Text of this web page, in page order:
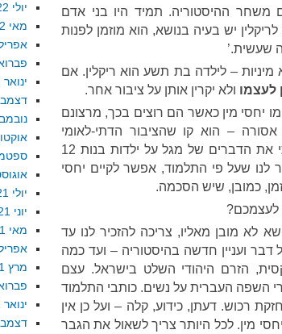
משחר ההיסטוריה. תמיד היו בני אדם
יש בעיה בנושא, הוא מוזמן לפנות
שעשית.’
– לילדה בת תשע הוא ריקלין. אם
לעצמו ולא יקרין אותן על ציבור אחר.
יחסי מין כאשר הם רוצים בכך, מרצונם
– הוא קו שהציבור הדתי-לאומי
מתקשה בו. אחרי הכל, אחרי ששמעתי את הדברים של מגל על ילדות בנות 12
לנו שעל פי התלמוד, אפשר לקיים יחסי
כמובן, שיש הסכמה.
לעצמכם?
לא מובן מאליו, צריכה להזכיר לנו עד
ועניין חדשה בהיסטוריה – ועד כמה
הזרם היהודי השלט בישראל. עצם
השפה העברית על נשים. כותבי התלמוד
רכוש. דעתן, כידוע, קלה – ועל כן אין
מין. לכל היותר צריך לשאול את הגבר
יולי 2022
מאי 2022
אפריל
פברואר
ינואר 2022
דצמבר
נובמבר
אוקטובר
ספטמבר
אוגוסט
יולי 2021
יוני 2021
מאי 2021
אפריל
מרץ 2021
פברואר
ינואר 2021
דצמבר